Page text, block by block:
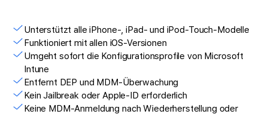
Unterstützt alle iPhone-, iPad- und iPod-Touch-Modelle
Funktioniert mit allen iOS-Versionen
Umgeht sofort die Konfigurationsprofile von Microsoft
Intune
Entfernt DEP und MDM-Überwachung
Kein Jailbreak oder Apple-ID erforderlich
Keine MDM-Anmeldung nach Wiederherstellung oder